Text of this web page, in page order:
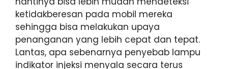
ketidakberesan pada mobil mereka
sehingga bisa melakukan upaya
penanganan yang lebih cepat dan tepat.
Lantas, apa sebenarnya penyebab lampu
indikator injeksi menyala secara terus